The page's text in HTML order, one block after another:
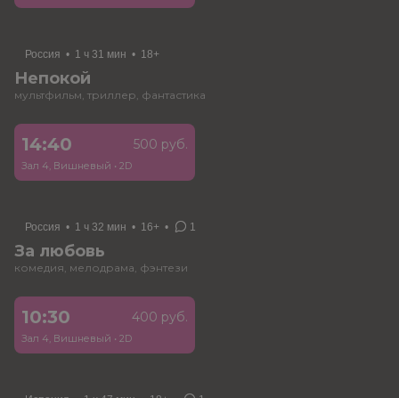
Россия • 1 ч 31 мин • 18+
Непокой
мультфильм, триллер, фантастика
14:40 500 руб.
Зал 4, Вишневый • 2D
Россия • 1 ч 32 мин • 16+ • 1
За любовь
комедия, мелодрама, фэнтези
10:30 400 руб.
Зал 4, Вишневый • 2D